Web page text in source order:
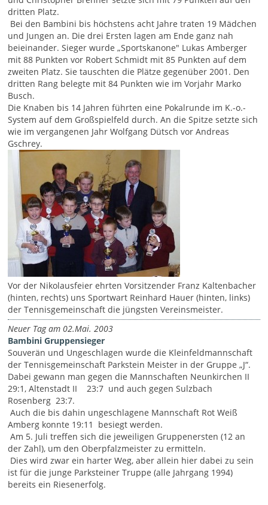
dritten Platz.
Bei den Bambini bis höchstens acht Jahre traten 19 Mädchen
und Jungen an. Die drei Ersten lagen am Ende ganz nah
beieinander. Sieger wurde „Sportskanone" Lukas Amberger
mit 88 Punkten vor Robert Schmidt mit 85 Punkten auf dem
zweiten Platz. Sie tauschten die Plätze gegenüber 2001. Den
dritten Rang belegte mit 84 Punkten wie im Vorjahr Marko
Busch.
Die Knaben bis 14 Jahren führten eine Pokalrunde im K.-o.-
System auf dem Großspielfeld durch. An die Spitze setzte sich
wie im vergangenen Jahr Wolfgang Dütsch vor Andreas
Gschrey.
Vor der Nikolausfeier ehrten Vorsitzender Franz Kaltenbacher
(hinten, rechts) uns Sportwart Reinhard Hauer (hinten, links)
der Tennisgemeinschaft die jüngsten Vereinsmeister.
Neuer Tag am 02.Mai. 2003
Bambini Gruppensieger
Souverän und Ungeschlagen wurde die Kleinfeldmannschaft
der Tennisgemeinschaft Parkstein Meister in der Gruppe „J“.
Dabei gewann man gegen die Mannschaften Neunkirchen II
29:1, Altenstadt II 23:7 und auch gegen Sulzbach
Rosenberg 23:7.
Auch die bis dahin ungeschlagene Mannschaft Rot Weiß
Amberg konnte 19:11 besiegt werden.
Am 5. Juli treffen sich die jeweiligen Gruppenersten (12 an
der Zahl), um den Oberpfalzmeister zu ermitteln.
Dies wird zwar ein harter Weg, aber allein hier dabei zu sein
ist für die junge Parksteiner Truppe (alle Jahrgang 1994)
bereits ein Riesenerfolg.